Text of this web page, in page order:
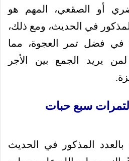
أو الصقعي، المهم هو
في الحديث، ومع ذلك،
فضل تمر العجوة، مما
يريد الجمع بين الأجر
سبع حبات
بالعدد المذكور في الحديث